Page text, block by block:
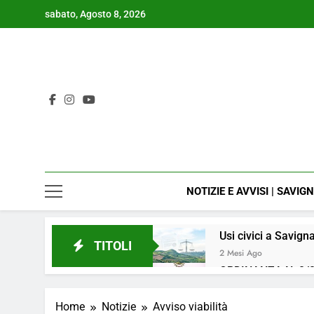
sabato, Agosto 8, 2026
NOTIZIE E AVVISI |
TITOLI
Usi civici a
2 Mesi Ago
ORDINANZA N. 8/
📢Aggiornamento
Home Notizie Avviso viabilità